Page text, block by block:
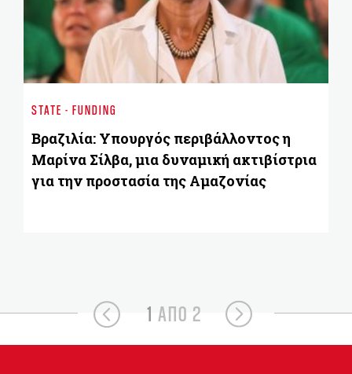
STATE - FUNDING
Βραζιλία: Υπουργός περιβάλλοντος η
Μαρίνα Σίλβα, μια δυναμική ακτιβίστρια
για την προστασία της Αμαζονίας
1 ΑΠΟ 2